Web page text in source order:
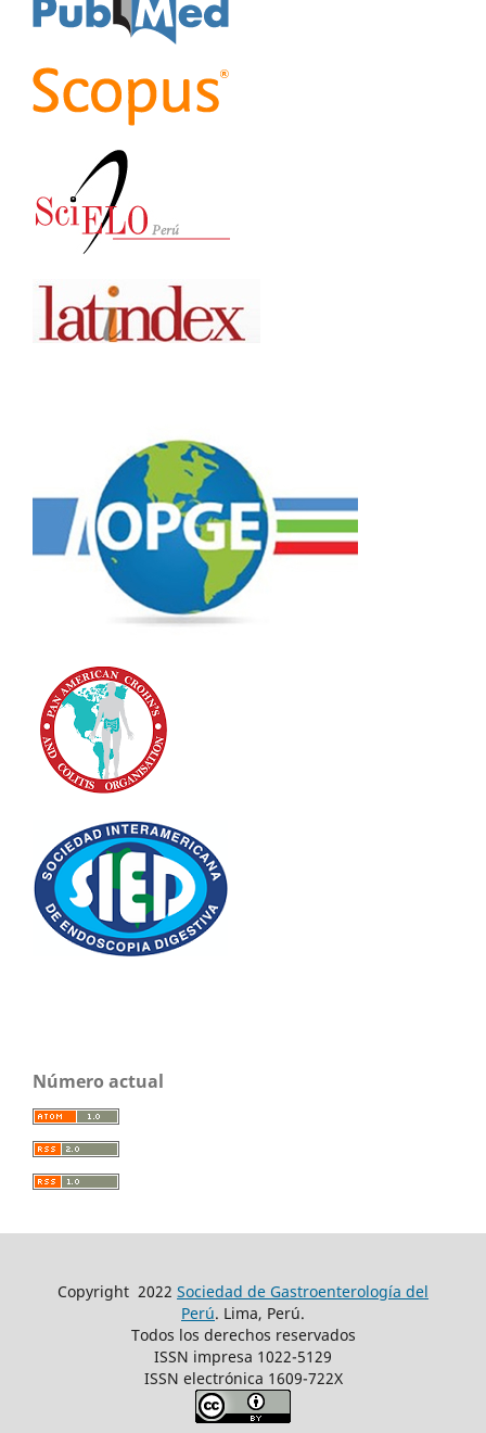
Número actual
Copyright 2022 Sociedad de Gastroenterología del
Perú. Lima, Perú.
Todos los derechos reservados
ISSN impresa 1022-5129
ISSN electrónica 1609-722X